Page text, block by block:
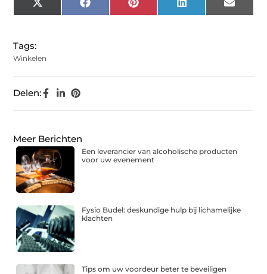
X
(Twitter)
Facebook Pinterest LinkedIn Email
Tags:
Winkelen
Delen:
Meer Berichten
Een leverancier van alcoholische producten
voor uw evenement
Fysio Budel: deskundige hulp bij lichamelijke
klachten
Tips om uw voordeur beter te beveiligen